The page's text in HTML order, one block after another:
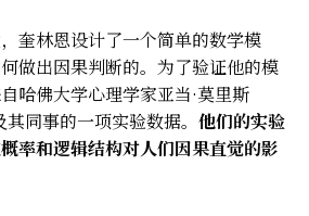
奎林恩设计了一个简单的数学模
做出因果判断的。为了验证他的模
哈佛大学心理学家亚当·莫里斯
同事的一项实验数据。 他们的实验
率和逻辑结构对人们因果直觉的影